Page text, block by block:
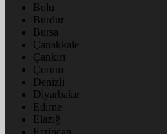
Bolu
Burdur
Bursa
Çanakkale
Çankırı
Çorum
Denizli
Diyarbakır
Edirne
Elazığ
Erzincan